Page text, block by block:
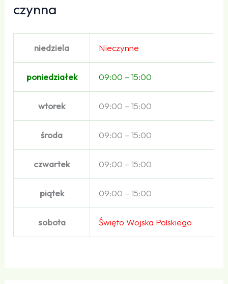
czynna
niedziela Nieczynne
poniedziałek 09:00 – 15:00
wtorek 09:00 – 15:00
środa 09:00 – 15:00
czwartek 09:00 – 15:00
piątek 09:00 – 15:00
sobota Święto Wojska Polskiego